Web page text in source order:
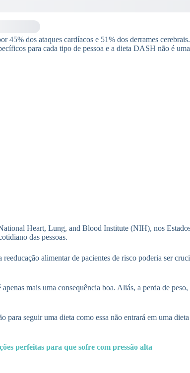
45% dos ataques cardíacos e 51% dos derrames
para cada tipo de pessoa e a dieta DASH não é
Heart, Lung, and Blood Institute (NIH), nos
das pessoas.
alimentar de pacientes de risco poderia ser
mais uma consequência boa. Aliás, a perda de
para seguir uma dieta como essa não entrará em uma
perfeitas para que sofre com pressão alta